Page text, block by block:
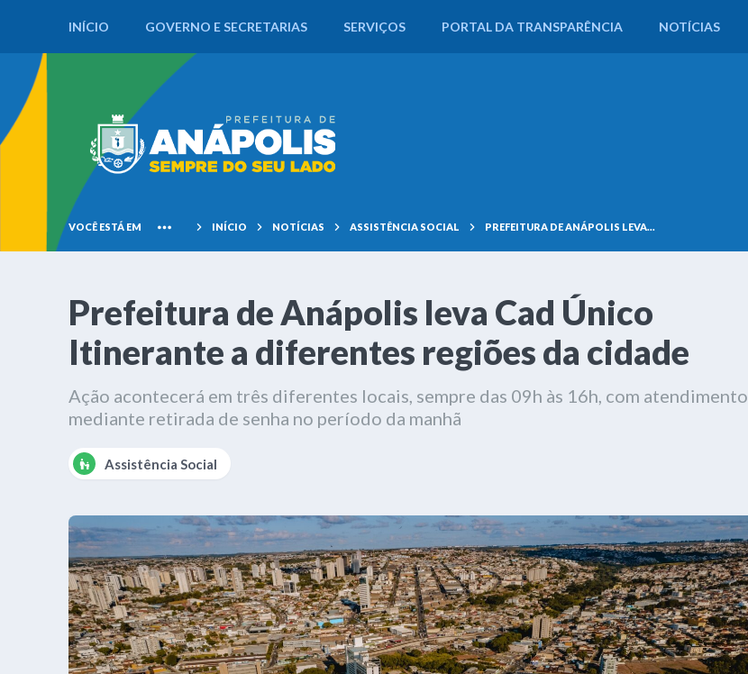
INÍCIO GOVERNO E SECRETARIAS SERVIÇOS PORTAL DA TRANSPARÊNCIA NOTÍCIAS
VOCÊ ESTÁ EM INÍCIO NOTÍCIAS ASSISTÊNCIA SOCIAL PREFEITURA DE ANÁPOLIS LEVA...
Prefeitura de Anápolis leva Cad Único
Itinerante a diferentes regiões da cidade
Ação acontecerá em três diferentes locais, sempre das 09h às 16h, com atendimento
mediante retirada de senha no período da manhã
Assistência Social